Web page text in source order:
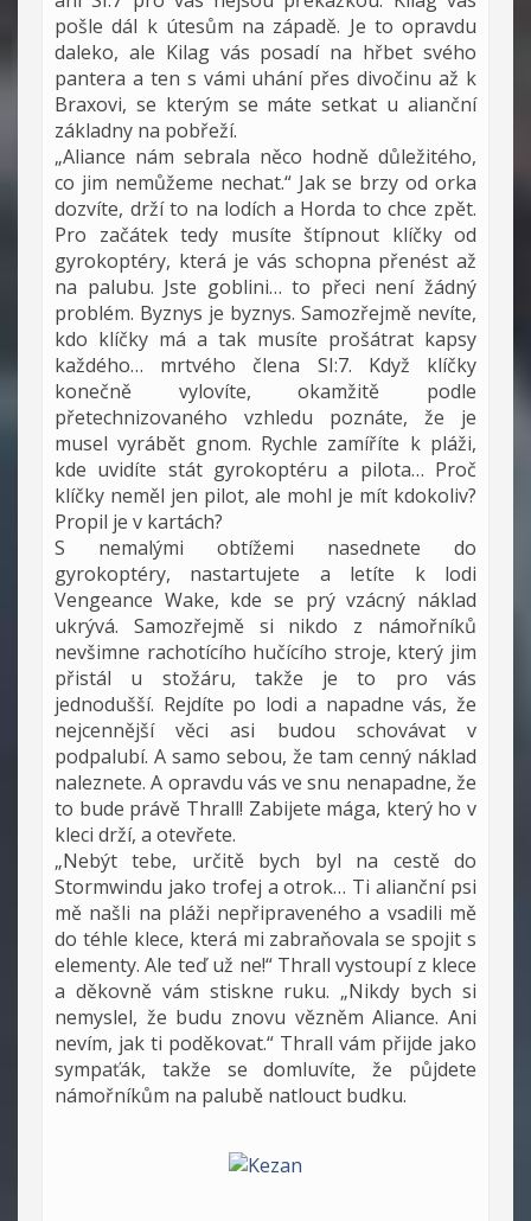
pošle dál k útesům na západě. Je to opravdu
daleko, ale Kilag vás posadí na hřbet svého
pantera a ten s vámi uhání přes divočinu až k
Braxovi, se kterým se máte setkat u alianční
základny na pobřeží.
„Aliance nám sebrala něco hodně důležitého,
co jim nemůžeme nechat.“ Jak se brzy od orka
dozvíte, drží to na lodích a Horda to chce zpět.
Pro začátek tedy musíte štípnout klíčky od
gyrokoptéry, která je vás schopna přenést až
na palubu. Jste goblini… to přeci není žádný
problém. Byznys je byznys. Samozřejmě nevíte,
kdo klíčky má a tak musíte prošátrat kapsy
každého… mrtvého člena SI:7. Když klíčky
konečně vylovíte, okamžitě podle
přetechnizovaného vzhledu poznáte, že je
musel vyrábět gnom. Rychle zamíříte k pláži,
kde uvidíte stát gyrokoptéru a pilota… Proč
klíčky neměl jen pilot, ale mohl je mít kdokoliv?
Propil je v kartách?
S nemalými obtížemi nasednete do
gyrokoptéry, nastartujete a letíte k lodi
Vengeance Wake, kde se prý vzácný náklad
ukrývá. Samozřejmě si nikdo z námořníků
nevšimne rachotícího hučícího stroje, který jim
přistál u stožáru, takže je to pro vás
jednodušší. Rejdíte po lodi a napadne vás, že
nejcennější věci asi budou schovávat v
podpalubí. A samo sebou, že tam cenný náklad
naleznete. A opravdu vás ve snu nenapadne, že
to bude právě Thrall! Zabijete mága, který ho v
kleci drží, a otevřete.
„Nebýt tebe, určitě bych byl na cestě do
Stormwindu jako trofej a otrok… Ti alianční psi
mě našli na pláži nepřipraveného a vsadili mě
do téhle klece, která mi zabraňovala se spojit s
elementy. Ale teď už ne!“ Thrall vystoupí z klece
a děkovně vám stiskne ruku. „Nikdy bych si
nemyslel, že budu znovu vězněm Aliance. Ani
nevím, jak ti poděkovat.“ Thrall vám přijde jako
sympaťák, takže se domluvíte, že půjdete
námořníkům na palubě natlouct budku.